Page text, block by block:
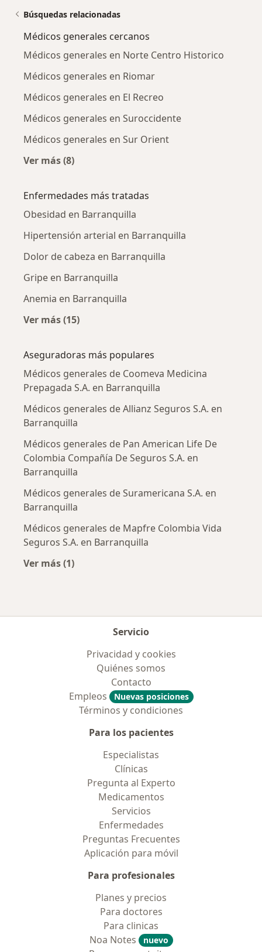
Búsquedas relacionadas
Médicos generales cercanos
Médicos generales en Norte Centro Historico
Médicos generales en Riomar
Médicos generales en El Recreo
Médicos generales en Suroccidente
Médicos generales en Sur Orient
Ver más (8)
Enfermedades más tratadas
Obesidad en Barranquilla
Hipertensión arterial en Barranquilla
Dolor de cabeza en Barranquilla
Gripe en Barranquilla
Anemia en Barranquilla
Ver más (15)
Aseguradoras más populares
Médicos generales de Coomeva Medicina
Prepagada S.A. en Barranquilla
Médicos generales de Allianz Seguros S.A. en
Barranquilla
Médicos generales de Pan American Life De
Colombia Compañía De Seguros S.A. en
Barranquilla
Médicos generales de Suramericana S.A. en
Barranquilla
Médicos generales de Mapfre Colombia Vida
Seguros S.A. en Barranquilla
Ver más (1)
Servicio
Privacidad y cookies
Quiénes somos
Contacto
Empleos
Nuevas posiciones
Términos y condiciones
Para los pacientes
Especialistas
Clínicas
Pregunta al Experto
Medicamentos
Servicios
Enfermedades
Preguntas Frecuentes
Aplicación para móvil
Para profesionales
Planes y precios
Para doctores
Para clinicas
Noa Notes
nuevo